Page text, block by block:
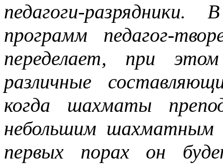
педагоги-
программ педагог-
переделает, при
различные
когда шахматы
небольшим
первых порах он